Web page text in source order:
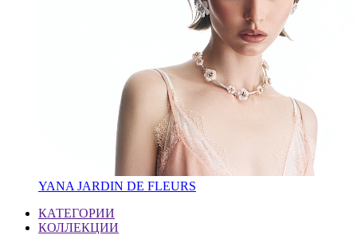
YANA JARDIN DE FLEURS
КАТЕГОРИИ
КОЛЛЕКЦИИ